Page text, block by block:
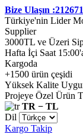
Bize Ulaşın
Türkiye'nin Lider
Supplier
3000TL ve Üzeri
Hafta İçi Saat
Kargoda
+1500 ürün çeşidi
Yüksek Kalite
Projeye Özel Ürün
TR − TL
Dil
Kargo Takip